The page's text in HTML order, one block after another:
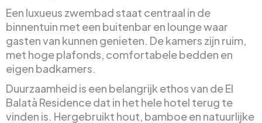
Een luxueus zwembad staat centraal in de
binnentuin met een buitenbar en lounge waar
gasten van kunnen genieten. De kamers zijn ruim,
met hoge plafonds, comfortabele bedden en
eigen badkamers.
Duurzaamheid is een belangrijk ethos van de El
Balatà Residence dat in het hele hotel terug te
vinden is. Hergebruikt hout, bamboe en natuurlijke